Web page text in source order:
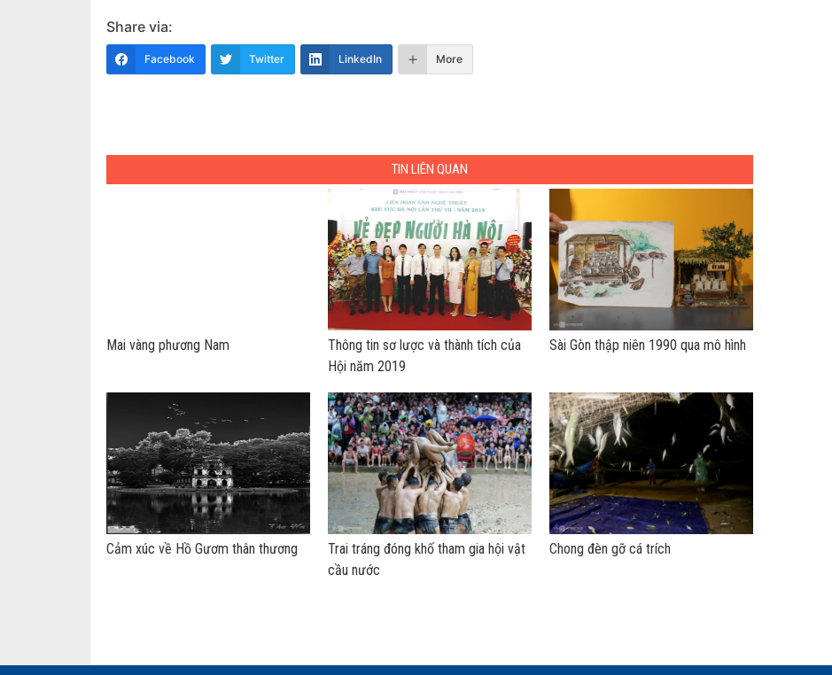
Share via:
Facebook Twitter LinkedIn More
TIN LIÊN QUAN
Mai vàng phương Nam
Thông tin sơ lược và thành tích của
Hội năm 2019
Sài Gòn thập niên 1990 qua mô hình
Cảm xúc về Hồ Gươm thân thương
Trai tráng đóng khố tham gia hội vật
cầu nước
Chong đèn gỡ cá trích